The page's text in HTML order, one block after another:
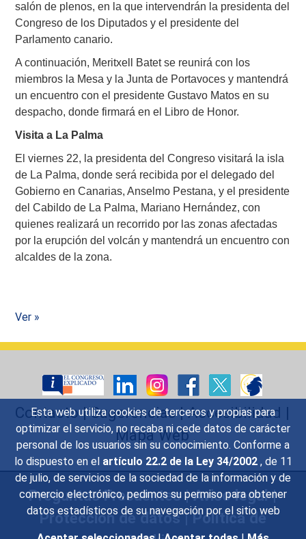
Esta web utiliza cookies de terceros y propias para
optimizar el servicio, no recaba ni cede datos de carácter
personal de los usuarios sin su conocimiento. Conforme a
lo dispuesto en el artículo 22.2 de la Ley 34/2002 , de 11
de julio, de servicios de la sociedad de la información y de
comercio electrónico, pedimos su permiso para obtener
datos estadísticos de su navegación por el sitio web
salón de plenos, en la que intervendrán la presidenta del
Congreso de los Diputados y el presidente del
Parlamento canario.
A continuación, Meritxell Batet se reunirá con los
miembros la Mesa y la Junta de Portavoces y mantendrá
un encuentro con el presidente Gustavo Matos en su
despacho, donde firmará en el Libro de Honor.
Visita a La Palma
El viernes 22, la presidenta del Congreso visitará la isla
de La Palma, donde será recibida por el delegado del
Gobierno en Canarias, Anselmo Pestana, y el presidente
del Cabildo de La Palma, Mariano Hernández, con
quienes realizará un recorrido por las zonas afectadas
por la erupción del volcán y mantendrá un encuentro con
alcaldes de la zona.
Ver »
Contacto|Sugerencias|Accesibilidad |
Mapa Web
Preguntas Frecuentes|Aviso legal|
Protección de datos|Política de